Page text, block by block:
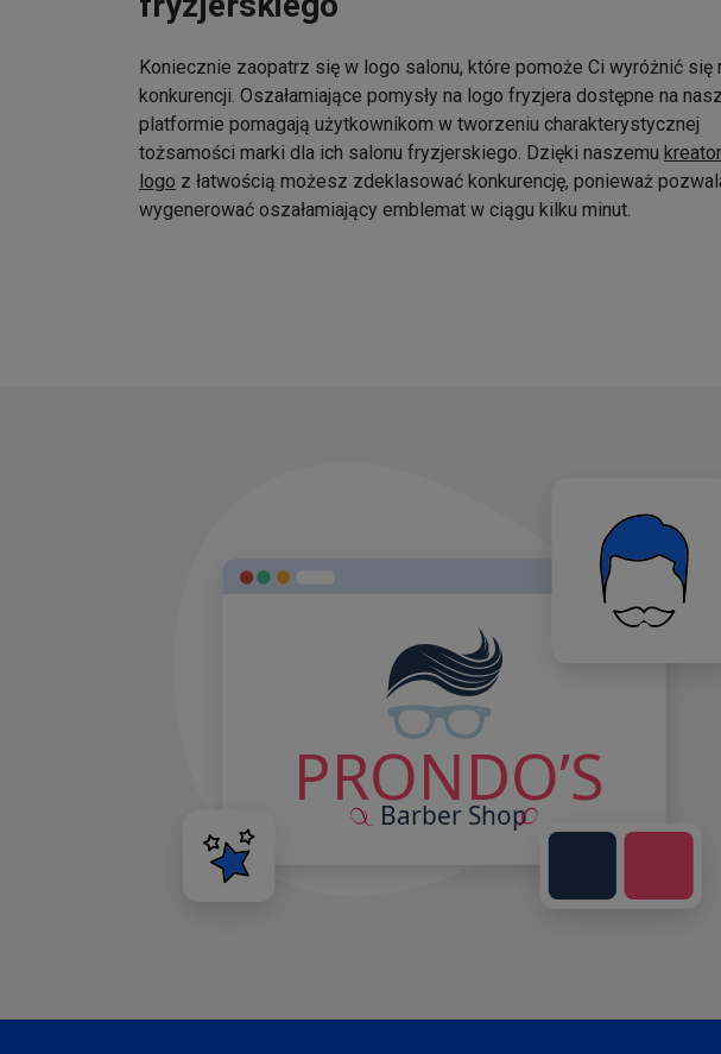
Koniecznie zaopatrz się w logo salonu, które pomoże Ci wyróżnić się
konkurencji. Oszałamiające pomysły na logo fryzjera dostępne na
platformie pomagają użytkownikom w tworzeniu charakterystycznej
tożsamości marki dla ich salonu fryzjerskiego. Dzięki naszemu
logo z łatwością możesz zdeklasować konkurencję, ponieważ
wygenerować oszałamiający emblemat w ciągu kilku minut.